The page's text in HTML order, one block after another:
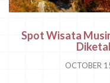
Spot Wisata
OCTOBER